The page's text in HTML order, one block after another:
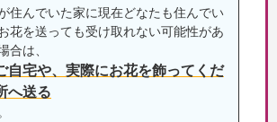
住んでいた家に現在どなたも住んでい
花を送っても受け取れない可能性があ
合は、
自宅や、実際にお花を飾ってくだ
へ送る